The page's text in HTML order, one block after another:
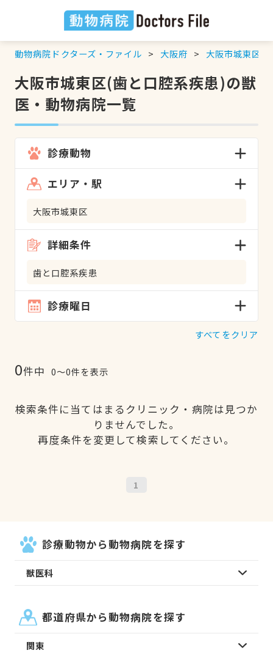
動物病院ドクターズ・ファイル 大阪府 大阪市城東区
大阪市城東区(歯と口腔系疾患)の獣
医・動物病院一覧
診療動物
エリア・駅
大阪市城東区
詳細条件
歯と口腔系疾患
診療曜日
すべてをクリア
0件中 0〜0件を表示
検索条件に当てはまるクリニック・病院は見つか
りませんでした。
再度条件を変更して検索してください。
1
診療動物から動物病院を探す
獣医科
都道府県から動物病院を探す
関東